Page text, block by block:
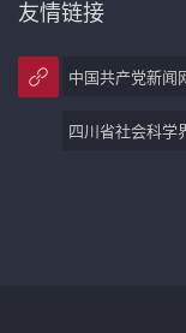
友情链接
中国共产党新闻
四川省社会科学